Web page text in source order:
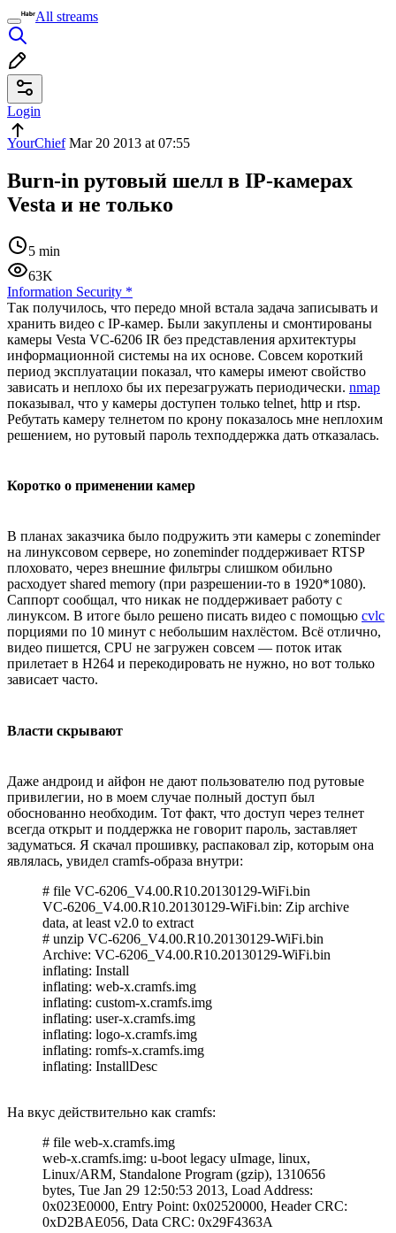
All streams
Login
YourChiefMar 20 2013 at 07:55
Burn-in рутовый шелл в IP-камерах
Vesta и не только
5 min
63K
Information Security *
Так получилось, что передо мной встала задача записывать и
хранить видео с IP-камер. Были закуплены и смонтированы
камеры Vesta VC-6206 IR без представления архитектуры
информационной системы на их основе. Совсем короткий
период эксплуатации показал, что камеры имеют свойство
зависать и неплохо бы их перезагружать периодически. nmap
показывал, что у камеры доступен только telnet, http и rtsp.
Ребутать камеру телнетом по крону показалось мне неплохим
решением, но рутовый пароль техподдержка дать отказалась.
Коротко о применении камер
В планах заказчика было подружить эти камеры с zoneminder
на линуксовом сервере, но zoneminder поддерживает RTSP
плоховато, через внешние фильтры слишком обильно
расходует shared memory (при разрешении-то в 1920*1080).
Саппорт сообщал, что никак не поддерживает работу с
линуксом. В итоге было решено писать видео с помощью cvlc
порциями по 10 минут с небольшим нахлёстом. Всё отлично,
видео пишется, CPU не загружен совсем — поток итак
прилетает в H264 и перекодировать не нужно, но вот только
зависает часто.
Власти скрывают
Даже андроид и айфон не дают пользователю под рутовые
привилегии, но в моем случае полный доступ был
обоснованно необходим. Тот факт, что доступ через телнет
всегда открыт и поддержка не говорит пароль, заставляет
задуматься. Я скачал прошивку, распаковал zip, которым она
являлась, увидел cramfs-образа внутри:
# file VC-6206_V4.00.R10.20130129-WiFi.bin
VC-6206_V4.00.R10.20130129-WiFi.bin: Zip archive
data, at least v2.0 to extract
# unzip VC-6206_V4.00.R10.20130129-WiFi.bin
Archive: VC-6206_V4.00.R10.20130129-WiFi.bin
inflating: Install
inflating: web-x.cramfs.img
inflating: custom-x.cramfs.img
inflating: user-x.cramfs.img
inflating: logo-x.cramfs.img
inflating: romfs-x.cramfs.img
inflating: InstallDesc
На вкус действительно как cramfs:
# file web-x.cramfs.img
web-x.cramfs.img: u-boot legacy uImage, linux,
Linux/ARM, Standalone Program (gzip), 1310656
bytes, Tue Jan 29 12:50:53 2013, Load Address:
0x023E0000, Entry Point: 0x02520000, Header CRC:
0xD2BAE056, Data CRC: 0x29F4363A